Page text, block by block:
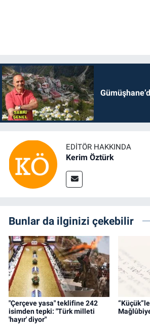
EDITÖR HAKKINDA
Kerim Öztürk
Bunlar da ilginizi çekebilir
"Çerçeve yasa" teklifine 242
isimden tepki: "Türk milleti
'hayır' diyor"